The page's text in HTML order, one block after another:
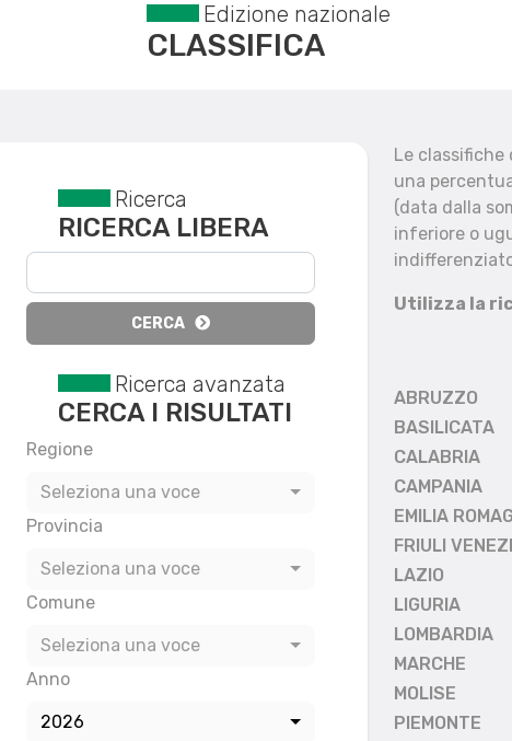
Edizione nazionale
CLASSIFICA
Reset filtri
Ricerca
RICERCA LIBERA
CERCA
Ricerca avanzata
CERCA I RISULTATI
Regione
Seleziona una voce
Provincia
Seleziona una voce
Comune
Seleziona una voce
Anno
2026
Le
una
(data dalla
inferiore o
Utilizza la
ABRUZZO
BASILICATA
CALABRIA
CAMPANIA
EMILIA
FRIULI
LAZIO
LIGURIA
LOMBARDIA
MARCHE
MOLISE
PIEMONTE